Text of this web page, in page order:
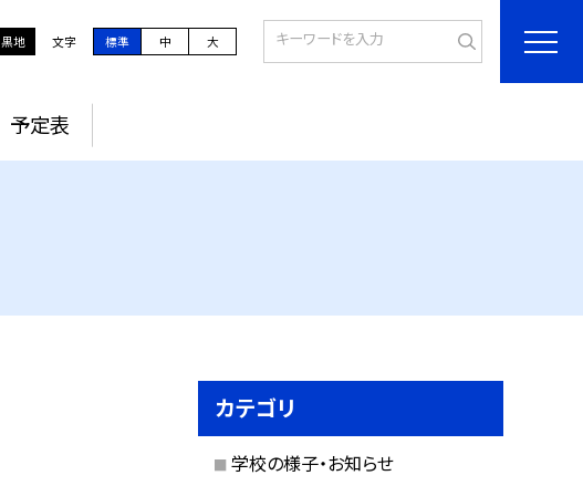
黒地 文字 標準 中 大
予定表
カテゴリ
学校の様子・お知らせ